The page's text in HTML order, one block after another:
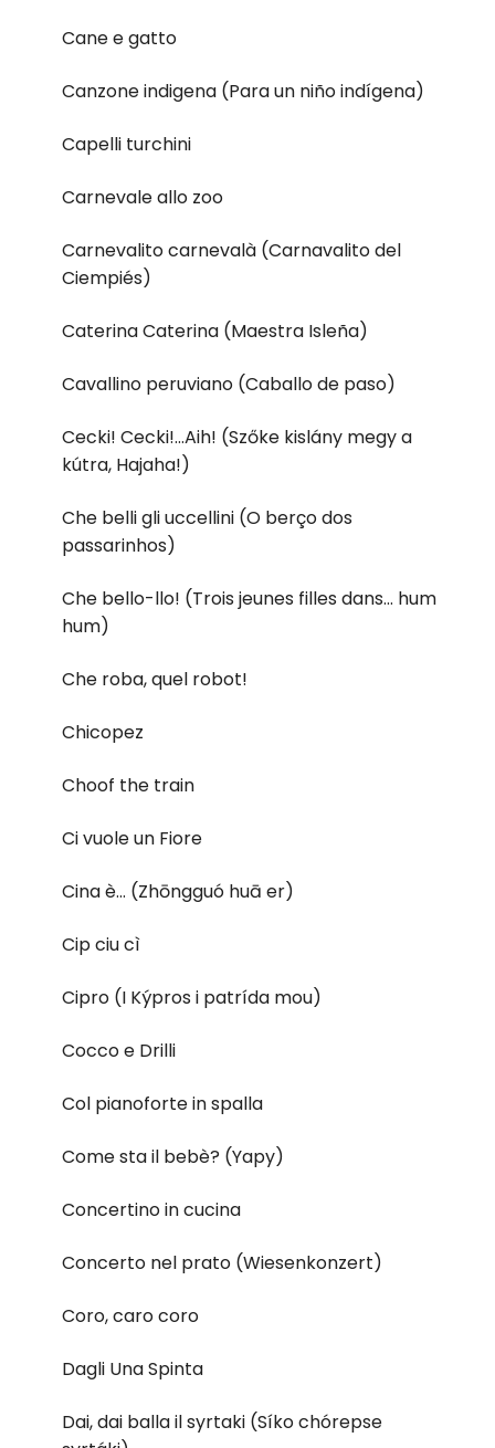
Cane e gatto
Canzone indigena (Para un niño indígena)
Capelli turchini
Carnevale allo zoo
Carnevalito carnevalà (Carnavalito del
Ciempiés)
Caterina Caterina (Maestra Isleña)
Cavallino peruviano (Caballo de paso)
Cecki! Cecki!...Aih! (Szőke kislány megy a
kútra, Hajaha!)
Che belli gli uccellini (O berço dos
passarinhos)
Che bello-llo! (Trois jeunes filles dans... hum
hum)
Che roba, quel robot!
Chicopez
Choof the train
Ci vuole un Fiore
Cina è… (Zhōngguó huā er)
Cip ciu cì
Cipro (I Kýpros i patrída mou)
Cocco e Drilli
Col pianoforte in spalla
Come sta il bebè? (Yapy)
Concertino in cucina
Concerto nel prato (Wiesenkonzert)
Coro, caro coro
Dagli Una Spinta
Dai, dai balla il syrtaki (Síko chórepse